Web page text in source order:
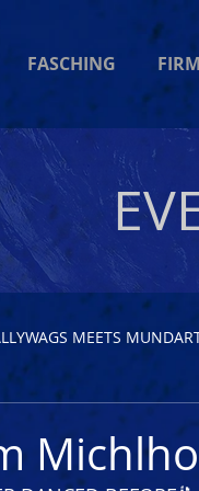
FASCHING
MEETS